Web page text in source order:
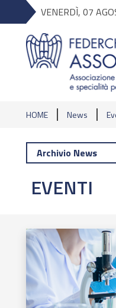
VENERDÌ, 07
HOME News
Archivio News
EVENTI